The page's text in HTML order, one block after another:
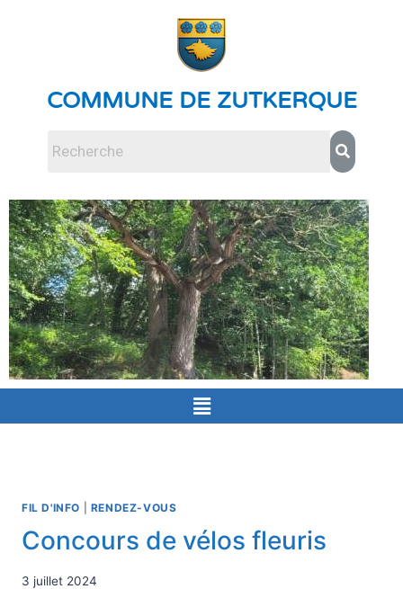
COMMUNE DE ZUTKERQUE
FIL D'INFO RENDEZ-VOUS
Concours de vélos fleuris
3 juillet 2024